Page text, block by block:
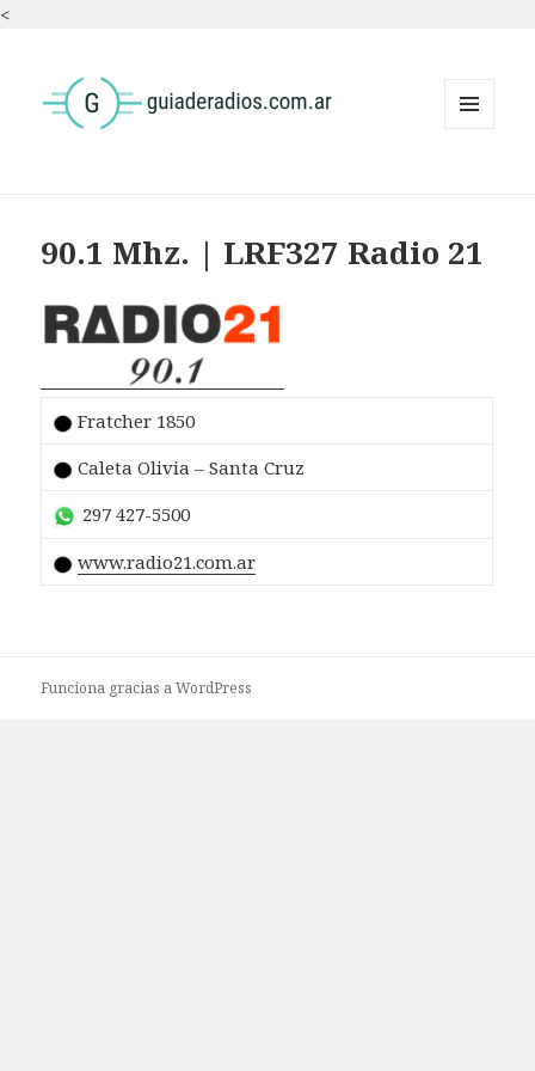
<
90.1 Mhz. | LRF327 Radio 21
Fratcher 1850
Caleta Olivia – Santa Cruz
297 427-5500
www.radio21.com.ar
Funciona gracias a WordPress